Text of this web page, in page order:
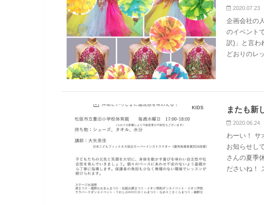
2020.07.23
企画会社の
のイベント
訳)」と言わ
どおりのレ
KIDS またも新
2020.06.24
わーい！ サ
お知らせし
さんの夏季
ださいね！